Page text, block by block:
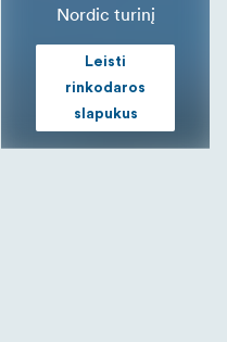
Nordic turinį
Leisti
rinkodaros
slapukus